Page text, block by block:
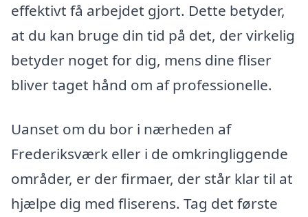
effektivt få arbejdet gjort. Dette betyder,
at du kan bruge din tid på det, der virkelig
betyder noget for dig, mens dine fliser
bliver taget hånd om af professionelle.
Uanset om du bor i nærheden af
Frederiksværk eller i de omkringliggende
områder, er der firmaer, der står klar til at
hjælpe dig med fliserens. Tag det første